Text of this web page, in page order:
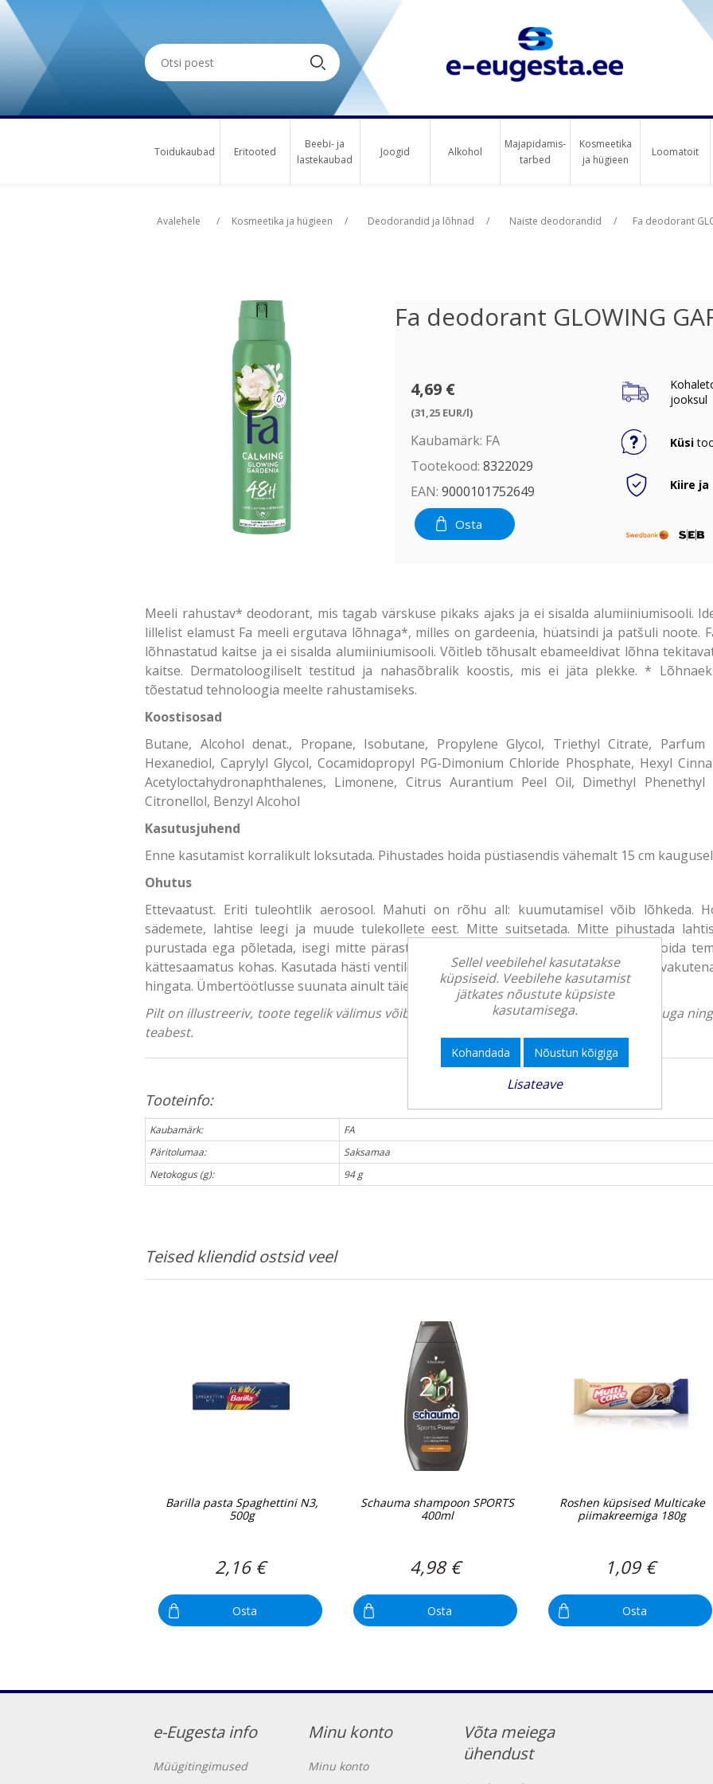
Toidukaubad Eritooted
Beebi- ja
lastekaubad
Joogid Alkohol
Majapidamis-
tarbed
Kosmeetika
ja hügieen
Loomatoit
Avalehele / Kosmeetika ja hügieen / Deodorandid ja lõhnad / Naiste deodorandid / Fa deodorant
Fa deodorant GLOWING
4,69 €
(31,25 EUR/l)
Kaubamärk: FA
Tootekood: 8322029
EAN: 9000101752649
Osta
jooksul
Küsi
Kiire
Meeli rahustav* deodorant, mis tagab värskuse pikaks ajaks ja ei sisalda alumiiniumisooli.
lillelist elamust Fa meeli ergutava lõhnaga*, milles on gardeenia, hüatsindi ja patšuli noote.
lõhnastatud kaitse ja ei sisalda alumiiniumisooli. Võitleb tõhusalt ebameeldivat lõhna
kaitse. Dermatoloogiliselt testitud ja nahasõbralik koostis, mis ei jäta plekke. *
tõestatud tehnoloogia meelte rahustamiseks.
Koostisosad
Butane, Alcohol denat., Propane, Isobutane, Propylene Glycol, Triethyl Citrate, Parfum
Hexanediol, Caprylyl Glycol, Cocamidopropyl PG-Dimonium Chloride Phosphate, Hexyl
Acetyloctahydronaphthalenes, Limonene, Citrus Aurantium Peel Oil, Dimethyl Phenethyl
Citronellol, Benzyl Alcohol
Kasutusjuhend
Enne kasutamist korralikult loksutada. Pihustades hoida püstiasendis vähemalt 15 cm
Ohutus
Ettevaatust. Eriti tuleohtlik aerosool. Mahuti on rõhu all: kuumutamisel võib lõhkeda.
sädemete, lahtise leegi ja muude tulekollete eest. Mitte suitsetada. Mitte pihustada
purustada ega põletada, isegi mitte pärast kasutamist. Hoida päikese eest. Mitte hoida
kättesaamatus kohas. Kasutada hästi ventileeritud kohtades. Pihustada lühikeste
hingata. Ümbertöötlusse suunata ainult täiesti tühi pudel (pakendiringlus).
Pilt on illustreeriv, toote tegelik välimus võib erineda. Tootekirjeldus on üldise iseloomuga
teabest.
Tooteinfo:
Kaubamärk:
FA
Päritolumaa:
Saksamaa
Netokogus (g):
94 g
Teised kliendid ostsid veel
Barilla pasta Spaghettini N3,
500g
2,16 €
Osta
Schauma shampoon SPORTS
400ml
4,98 €
Osta
Roshen küpsised Multicake
piimakreemiga 180g
1,09 €
Osta
e-Eugesta info
Müügitingimused
Minu konto
Minu konto
Võta meiega
ühendust
Sellel veebilehel kasutatakse
küpsiseid. Veebilehe kasutamist
jätkates nõustute küpsiste
kasutamisega.
Kohandada Nõustun kõigiga
Lisateave